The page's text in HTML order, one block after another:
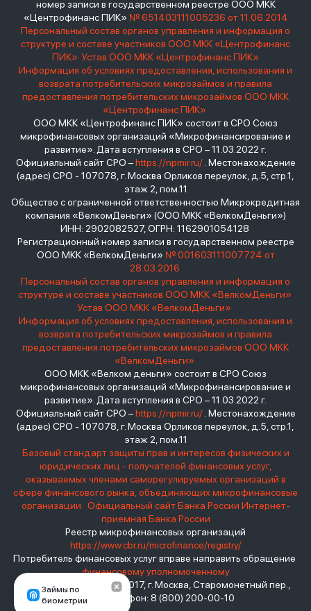
Займы по
биометрии
номер записи в государственном реестре ООО МКК
«Центрофинанс ПИК» № 651403111005236 от 11.06.2014
Персональный состав органов управления и информация о
структуре и составе участников ООО МКК «Центрофинанс
ПИК» Устав ООО МКК «Центрофинанс ПИК»
Информация об условиях предоставления, использования и
возврата потребительских микрозаймов и правила
предоставления потребительских микрозаймов ООО МКК
«Центрофинанс ПИК»
ООО МКК «Центрофинанс ПИК» состоит в СРО Союз
микрофинансовых организаций «Микрофинансирование и
развитие». Дата вступления в СРО – 11.03.2022 г.
Официальный сайт СРО –https://npmir.ru/. Местонахождение
(адрес) СРО - 107078, г. Москва Орликов переулок, д.5, стр.1,
этаж 2, пом.11
Общество с ограниченной ответственностью Микрокредитная
компания «ВелкомДеньги» (ООО МКК «ВелкомДеньги»)
ИНН: 2902082527, ОГРН: 1162901054128
Регистрационный номер записи в государственном реестре
ООО МКК «ВелкомДеньги» № 001603111007724 от
28.03.2016
Персональный состав органов управления и информация о
структуре и составе участников ООО МКК «ВелкомДеньги»
Устав ООО МКК «ВелкомДеньги»
Информация об условиях предоставления, использования и
возврата потребительских микрозаймов и правила
предоставления потребительских микрозаймов ООО МКК
«ВелкомДеньги»
ООО МКК «Велком деньги» состоит в СРО Союз
микрофинансовых организаций «Микрофинансирование и
развитие». Дата вступления в СРО – 11.03.2022 г.
Официальный сайт СРО –https://npmir.ru/. Местонахождение
(адрес) СРО - 107078, г. Москва Орликов переулок, д.5, стр.1,
этаж 2, пом.11
Базовый стандарт защиты прав и интересов физических и
юридических лиц - получателей финансовых услуг,
оказываемых членами саморегулируемых организаций в
сфере финансового рынка, объединяющих микрофинансовые
организации
Официальный сайт Банка России Интернет-
приемная Банка России
Реестр микрофинансовых организаций
https://www.cbr.ru/microfinance/registry/
Потребитель финансовых услуг вправе направить обращение
финансовому уполномоченному
Место нахождения: 119017, г. Москва, Старомонетный пер.,
дом 3 Телефон: 8 (800) 200-00-10